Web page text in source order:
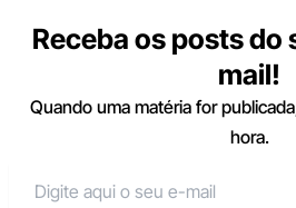
Receba os posts do
mail!
Quando uma matéria for
hora.